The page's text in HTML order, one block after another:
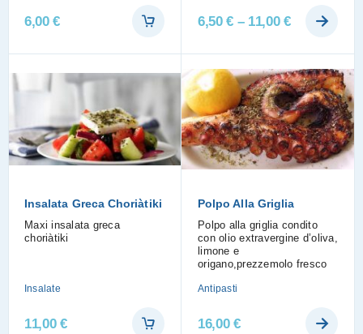
6,00€ 6,50€– 11,00 €
Insalata Greca Choriàtiki
Maxi insalata greca
choriàtiki
Insalate
11,00 €
Polpo Alla Griglia
Polpo alla griglia condito
con olio extravergine d’oliva,
limone e
origano,prezzemolo fresco
Antipasti
16,00 €